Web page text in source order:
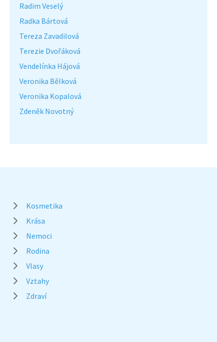
Radim Veselý
Radka Bártová
Tereza Zavadilová
Terezie Dvořáková
Vendelínka Hájová
Veronika Bělková
Veronika Kopalová
Zdeněk Novotný
Kosmetika
Krása
Nemoci
Rodina
Vlasy
Vztahy
Zdraví